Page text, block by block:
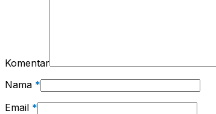
Komentar
Nama *
Email *